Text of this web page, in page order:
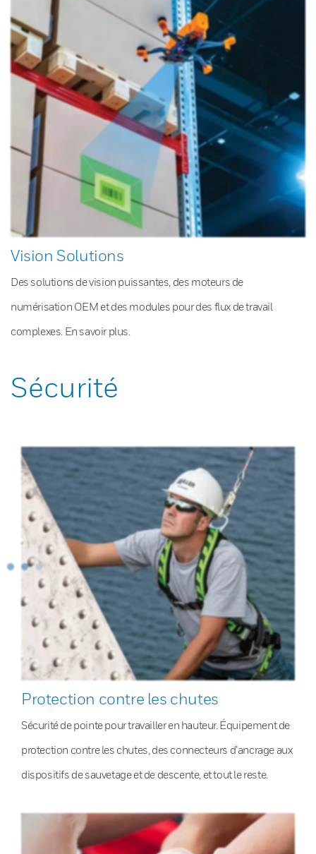
Vision Solutions
Des solutions de vision puissantes, des moteurs de
numérisation OEM et des modules pour des flux de travail
complexes. En savoir plus.
Sécurité
Protection contre les chutes
Sécurité de pointe pour travailler en hauteur. Équipement de
protection contre les chutes, des connecteurs d’ancrage aux
dispositifs de sauvetage et de descente, et tout le reste.